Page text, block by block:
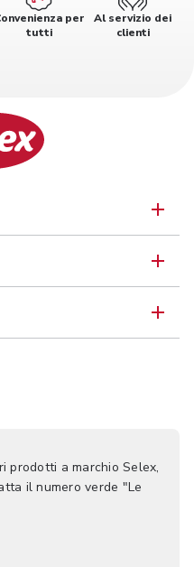
per
tutti
Al servizio dei
clienti
prodotti a marchio Selex,
il numero verde "Le